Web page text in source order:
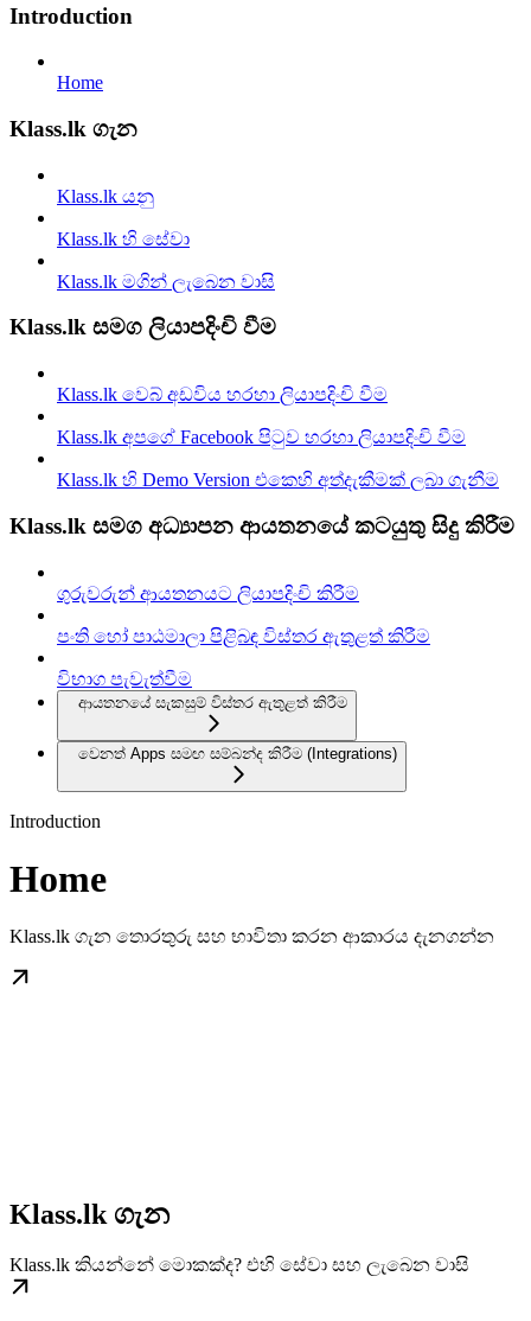
Introduction
Home
Klass.lk ගැන
Klass.lk යනු
Klass.lk හි සේවා
Klass.lk මගින් ලැබෙන වාසි
Klass.lk සමග ලියාපදිංචි වීම
Klass.lk වෙබ් අඩවිය හරහා ලියාපදිංචි වීම
Klass.lk අපගේ Facebook පිටුව හරහා ලියාපදිංචි වීම
Klass.lk හි Demo Version එකෙහි අත්දැකීමක් ලබා ගැනීම
Klass.lk සමග අධ්‍යාපන ආයතනයේ කටයුතු සිදු කිරීම
ගුරුවරුන් ආයතනයට ලියාපදිංචි කිරීම
පංති හෝ පාඨමාලා පිළිබඳ විස්තර ඇතුළත් කිරීම
විභාග පැවැත්වීම
ආයතනයේ සැකසුම් විස්තර ඇතුළත් කිරීම
වෙනත් Apps සමඟ සම්බන්ද කිරී​ම (Integrations)
Introduction
Home
Klass.lk ගැන තොරතුරු සහ භාවිතා කරන ආකාරය දැනගන්න
Klass.lk ගැන
Klass.lk කියන්නේ මොකක්ද? එහි සේවා සහ ලැබෙන වාසි